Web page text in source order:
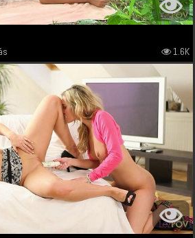
1.6K